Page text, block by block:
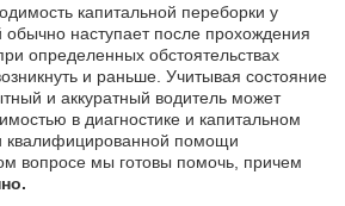
капитальной переборки у
обычно наступает после прохождения
определенных обстоятельствах
и раньше. Учитывая состояние
и аккуратный водитель может
в диагностике и капитальном
квалифицированной помощи
вопросе мы готовы помочь, причем